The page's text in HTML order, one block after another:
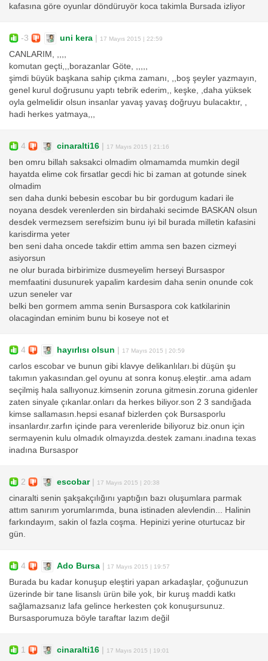
kafasına göre oyunlar döndüruyör koca takimla Bursada izliyor
-3 uni kera 17 Mayıs 2015 | 22:59
CANLARIM, ,,,,
komutan geçti,,,borazanlar Göte, ,,,,,
şimdi büyük başkana sahip çıkma zamanı, ,,boş şeyler yazmayın,
genel kurul doğrusunu yaptı tebrik ederim,, keşke, ,daha yüksek
oyla gelmelidir olsun insanlar yavaş yavaş doğruyu bulacaktır, ,
hadi herkes yatmaya,,,
4 cinaralti16 17 Mayıs 2015 | 21:16
ben omru billah saksakci olmadim olmamamda mumkin degil
hayatda elime cok firsatlar gecdi hic bi zaman at gotunde sinek
olmadim
sen daha dunki bebesin escobar bu bir gordugum kadari ile
noyana desdek verenlerden sin birdahaki secimde BASKAN olsun
desdek vermezsem serefsizim bunu iyi bil burada milletin kafasini
karisdirma yeter
ben seni daha oncede takdir ettim amma sen bazen cizmeyi
asiyorsun
ne olur burada birbirimize dusmeyelim herseyi Bursaspor
memfaatini dusunurek yapalim kardesim daha senin onunde cok
uzun seneler var
belki ben gormem amma senin Bursaspora cok katkilarinin
olacagindan eminim bunu bi koseye not et
4 hayırlısı olsun 17 Mayıs 2015 | 20:59
carlos escobar ve bunun gibi klavye delikanlıları.bi düşün şu
takımın yakasından.gel oyunu at sonra konuş.eleştir..ama adam
seçilmiş hala sallıyonuz.kimsenin zoruna gitmesin.zoruna gidenler
zaten sinyale çıkanlar.onları da herkes biliyor.son 2 3 sandığada
kimse sallamasın.hepsi esanaf bizlerden çok Bursasporlu
insanlardır.zarfın içinde para verenleride biliyoruz biz.onun için
sermayenin kulu olmadık olmayızda.destek zamanı.inadına texas
inadına Bursaspor
2 escobar| 17 Mayıs 2015 | 20:38
cinaralti senin şakşakçılığını yaptığın bazı oluşumlara parmak
attım sanırım yorumlarımda, buna istinaden alevlendin... Halinin
farkındayım, sakin ol fazla coşma. Hepinizi yerine oturtucaz bir
gün.
4 Ado Bursa 17 Mayıs 2015 | 19:57
Burada bu kadar konuşup eleştiri yapan arkadaşlar, çoğunuzun
üzerinde bir tane lisanslı ürün bile yok, bir kuruş maddi katkı
sağlamazsanız lafa gelince herkesten çok konuşursunuz.
Bursasporumuza böyle taraftar lazım değil
1 cinaralti16 17 Mayıs 2015 | 19:01